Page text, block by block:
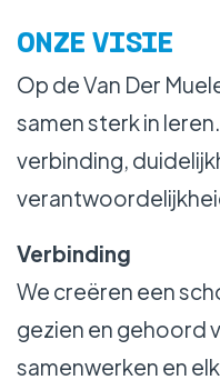
WERKEN BIJ
ONZE VISIE
Op de Van Der
samen sterk in
verbinding,
Verbinding
We creëren een
gezien en gehoord
samenwerken en